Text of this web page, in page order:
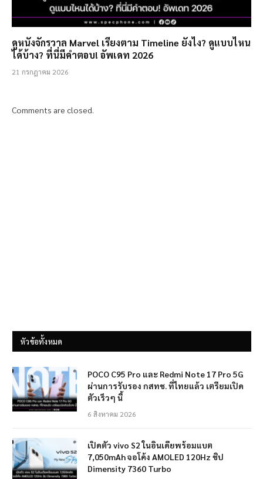
ดูหนังจักรวาล Marvel เรียงตาม Timeline ยังไง? ดูแบบไหน
ได้บ้าง? ที่นี่มีคำตอบ! อัพเดท 2026
21 กรกฎาคม 2026
Comments are closed.
หัวข้อทั้งหมด
POCO C95 Pro และ Redmi Note 17 Pro 5G
ผ่านการรับรอง กสทช. ที่ไทยแล้ว เตรียมเปิด
ตัวเร็วๆ นี้
6 สิงหาคม 2026
เปิดตัว vivo S2 ในอินเดียพร้อมแบต
7,050mAh จอโค้ง AMOLED 120Hz ชิป
Dimensity 7360 Turbo